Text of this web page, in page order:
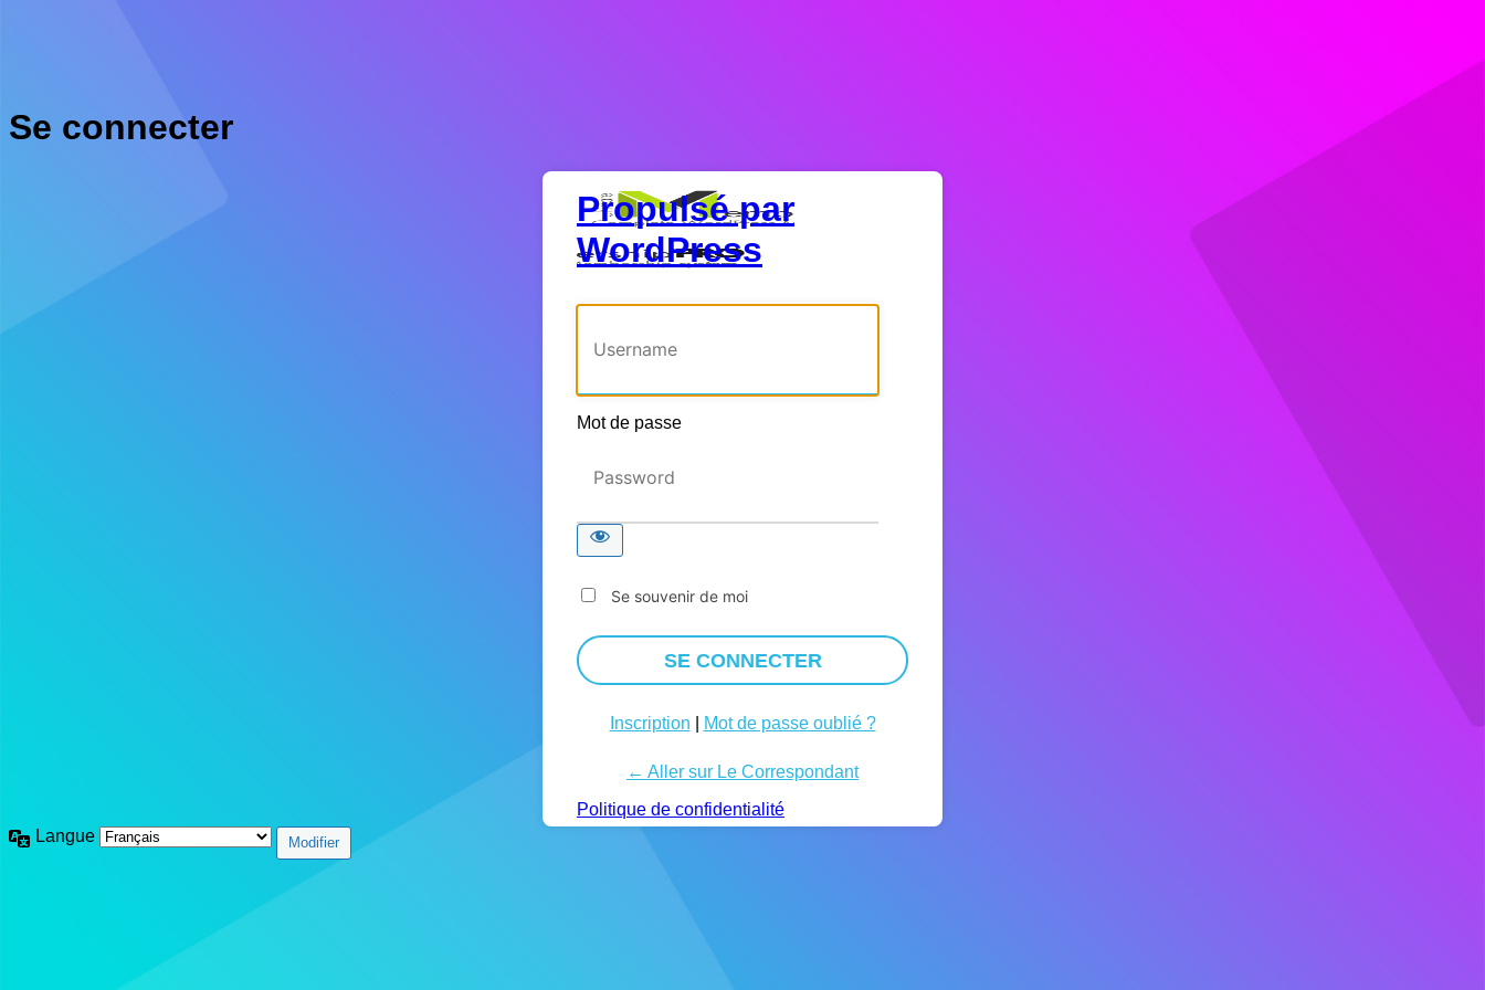
Se connecter
Propulsé par
WordPress
Mot de passe
Se souvenir de moi
Inscription Mot de passe oublié ?
← Aller sur Le Correspondant
Politique de confidentialité
Langue